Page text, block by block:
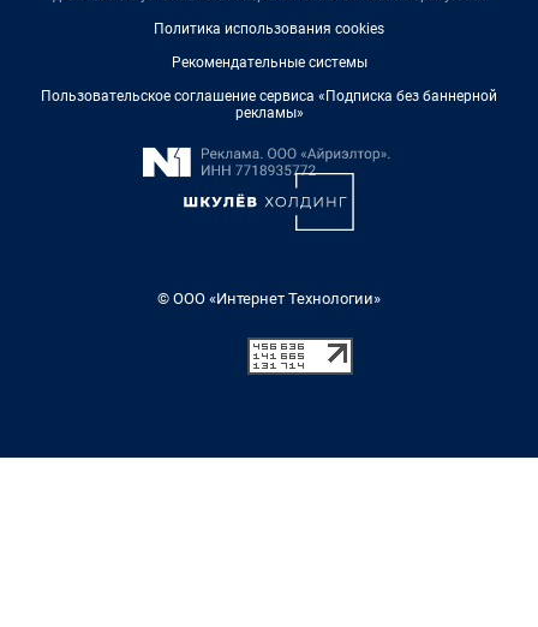
Политика использования cookies
Рекомендательные системы
Пользовательское соглашение сервиса «Подписка без баннерной
рекламы»
© ООО «Интернет Технологии»